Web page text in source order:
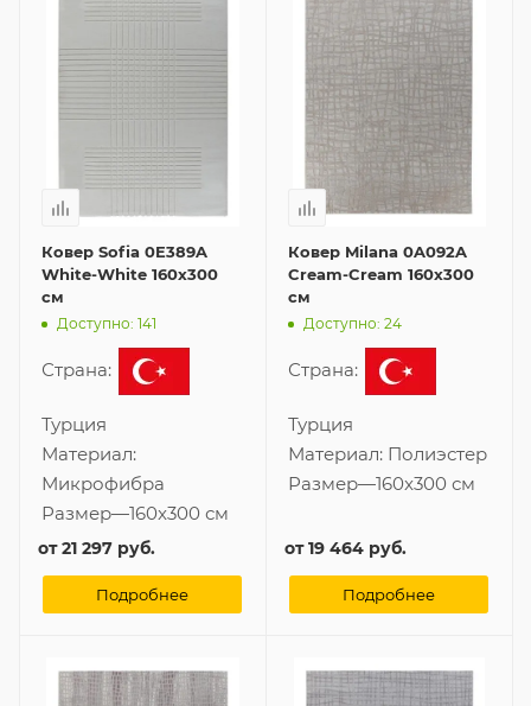
Ковер Sofia 0E389A
White-White 160x300
см
Доступно: 141
Страна:
Турция
Материал:
Микрофибра
Размер—160x300 см
от21 297 руб.
Подробнее
Ковер Milana 0A092A
Cream-Cream 160x300
см
Доступно: 24
Страна:
Турция
Материал: Полиэстер
Размер—160x300 см
от19 464 руб.
Подробнее